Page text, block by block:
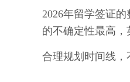
2026年留学签证
的不确定性最高，
合理规划时间线，